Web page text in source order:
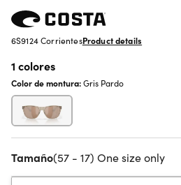
6S9124 CorrientesProduct details
1 colores
Color de montura:Gris Pardo
Tamaño(57 - 17) One size only